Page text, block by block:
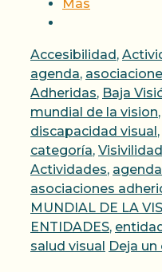
Más
Categorías
Accesibilidad,
agenda,
Adheridas, Baja
mundial de la vision,
discapacidad visual,
categoría, Visivilidad
Actividades, agenda
asociaciones
MUNDIAL DE LA
ENTIDADES,
salud visual Deja